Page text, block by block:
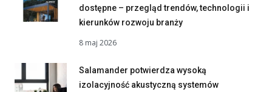
dostępne – przegląd trendów, technologii i
kierunków rozwoju branży
8 maj 2026
Salamander potwierdza wysoką
izolacyjność akustyczną systemów